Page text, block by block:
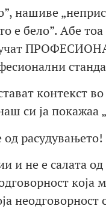
нашиве
е бело”. Абе
контекст
си ја покажаа
расудувањето!
и не е салата
која
неодговорност